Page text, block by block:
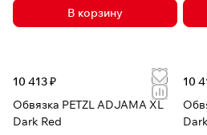
В корзину
10 413 ₽
Обвязка PETZL ADJAMA XL
Dark Red
10